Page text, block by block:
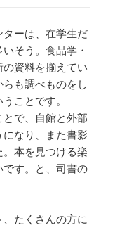
ーは、在学生だ
そう。食品学・
資料を揃えてい
も調べものをし
ことです。
で、自館と外部
なり、また書影
本を見つける楽
す。と、司書の
、たくさんの方に